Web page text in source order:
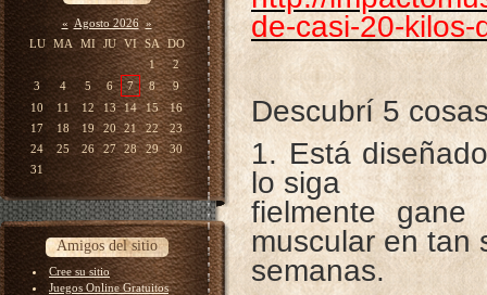
« Agosto 2026 »
LU
MA MI JU VI SA
DO
1
2
3
4 5 6 7 8
9
10
11 12 13 14 15
16
17
18 19 20 21 22
23
24
25 26 27 28 29
30
31
Amigos del sitio
Cree su sitio
Juegos Online Gratuitos
de-casi-20-kilos-
Descubrí­ 5
1. Está
lo siga
fielmente
muscular en tan
semanas.